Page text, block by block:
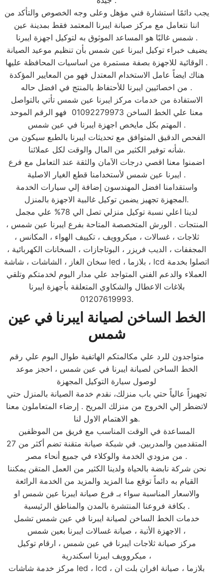
يجب دائمًا استشارة فني مؤهل وعلى وجه الخصوص والتأكد من
اننا نتعامل مع مركز صيانة ايبرنا المعتمد فقط بمدينة عين
شمس غالبًا هو المساعد الموثوق به لتوكيل اجهزة ايبرنا .
يضيف خبراء توكيل ايبرنا عين شمس بأن تنظيم موعيد الصيانة
الوقائية للاجهزة بصفة مستمرة من اساسيات المحافظة عليها .
هناك ايضاً عامل الاستخدام المعتدل فهو من المعايير المؤكدة
من اخصائيين ايبرنا للأحتفاظ بالمنتج في افضل حاله .
الاستفادة من خدمات مركز ايبرنا عين شمس تأتي بالتواصل
معنا علي الخط الساخن 01092279973 فهو الرقم الموحد
المهتم بكل مايخص اجهزة ايبرنا في عين شمس .
الفحص الدقيق المتوافق مع تحديثات ايبرنا بالطبع سيكون من
شأنه توفير الكثير من المال والوقت لكل عملائنا.
اضمنوا معنا اقصي درجات الاَمان والثقة عند التعامل مع فرع
ايبرنا عين شمس لأستخدامنا قطع الغيار الاصلية .
واستقدامنا افضل المهندسون إضافة إلي سيارات الخدمة
المجهزة تجهيز يضمن توكيل غالبية الاجهزة بالمنزل.
لدينا اعلي نسبة توكيل منزلي تصل الي 78% علي مجمل
المنتجات . الورش المتخصصة المتاحة بفرع ايبرنا عين شمس ،
ثلاجات ، غسالات ، ميكروويف ، تكييف الهواء ، المكانس ،
المجففات ، الديب فريزر ، البوتاجازات ، السخانات الكهربائية ،
سخان الغاز ، الشاشات ، شاشة led ، بلازما ، lcd اتصلوا بخدمة
العملاء والدعم الفني المتواجد علي مدار اليوم لخدمتكم وتلقي
بلاغات الاعطال والشكاوي المتعلقة بأجهزة ايبرنا
01207619993.
الخط الساخن لصيانة ايبرنا في عين
شمس
متواجدون للرد علي مكالمتكم الهاتفية طوال اليوم علي رقم
الخط الساخن لصيانة ايبرنا في عين شمس ، احجز موعد
لوصول سيارة التوكيل المجهزة
تجهيزاً عالياً حتي باب منزلك، نقدم خدمة الصيانة بالمنزل حتي
لاتضطر إلي الخروج من منزلك المريح . إرضاء المتعاملون معنا
هو الاهتمام الاول لنا.
المساعدة في الوقت المناسب مع فريق من الموظفين
المتقدمين والمدربين. في شبكة صيانة متقنة تضم أكثر من 27
من مزودي الخدمة والوكلاء في جميع أنحاء مصر .
نحن شركة نابضة بالحياة ولدينا الكثير من العمل المتقن يمكننا
القيام به دائماً توقع منا المزيد والمزيد من الخدمة الرائعة
والاسعار المناسبة سواء بـ فرع صيانة ايبرنا عين شمس او
بكافة فروعنا المنتشرة بالمدن والمناطق الرئيسية .
خدمات الخط الساخن لصيانة ايبرنا في عين شمس تشمل
الاجهزة الأتية ، صيانة غسالات ايبرنا بعين شمس ،
مركز صيانة ثلاجات ايبرنا في عين شمس ، ارقام توكيل
ميكروويف ايبرنا اسكندرية ،
مركز خدمة شاشات led ، lcd بلازما ، صيانة افران بلت ان ،